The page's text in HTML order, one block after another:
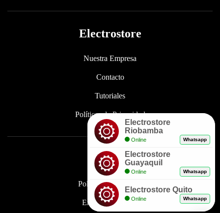
Electrostore
Nuestra Empresa
Contacto
Tutoriales
Políticas de Privacidad
Enlaces
Políticas de Garantía
Envíos y Entregas
Electrostore
Riobamba
Online Whatsapp
Electrostore
Guayaquil
Online Whatsapp
Electrostore Quito
Online Whatsapp